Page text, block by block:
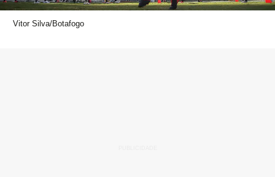
Vitor Silva/Botafogo